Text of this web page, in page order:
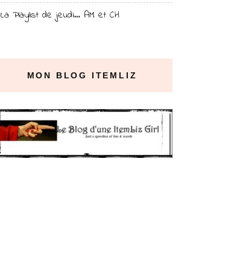
La Playlist de jeudi… AM et CH
MON BLOG ITEMLIZ